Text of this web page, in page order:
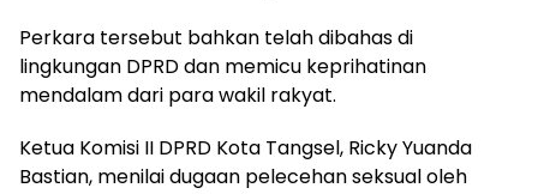
Perkara tersebut bahkan telah dibahas di
lingkungan DPRD dan memicu keprihatinan
mendalam dari para wakil rakyat.
Ketua Komisi II DPRD Kota Tangsel, Ricky Yuanda
Bastian, menilai dugaan pelecehan seksual oleh